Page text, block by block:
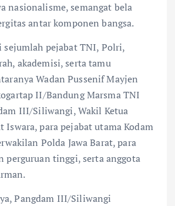
nasionalisme, semangat bela
antar komponen bangsa.
sejumlah pejabat TNI, Polri,
akademisi, serta tamu
Wadan Pussenif Mayjen
II/Bandung Marsma TNI
III/Siliwangi, Wakil Ketua
Iswara, para pejabat utama Kodam
Polda Jawa Barat, para
perguruan tinggi, serta anggota
Pangdam III/Siliwangi